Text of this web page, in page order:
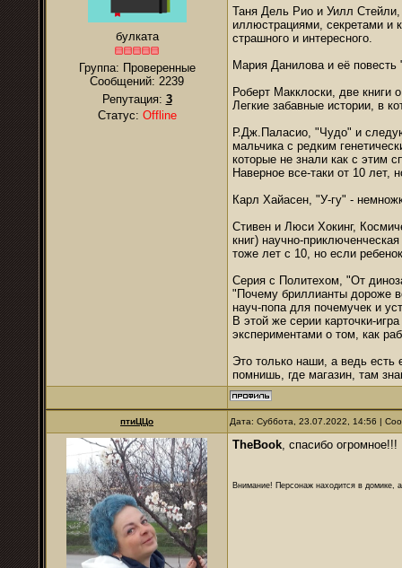
булката
Группа: Проверенные
Сообщений: 2239
Репутация: 3
Статус: Offline
Таня Дель Рио и Уилл Стейли,
иллюстрациями, секретами и
страшного и интересного.
Мария Данилова и её повесть
Роберт Макклоски, две книги
Легкие забавные истории, в
Р.Дж.Паласио, "Чудо" и
мальчика с редким
которые не знали как с этим
Наверное все-таки от 10 лет,
Карл Хайасен, "У-гу" -
Стивен и Люси Хокинг,
книг) научно-
тоже лет с 10, но если
Серия с Политехом, "От
"Почему бриллианты дороже
науч-попа для почемучек и
В этой же серии карточки-
экспериментами о том, как
Это только наши, а ведь есть
помнишь, где магазин, там
птиЦЦо Дата: Суббота, 23.07.2022, 14:56 |
TheBook, спасибо
Внимание! Персонаж находится в домике,